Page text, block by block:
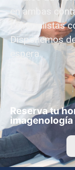
en ambas
especialistas
Disponemos
espera.
Reserva tu
imagenología